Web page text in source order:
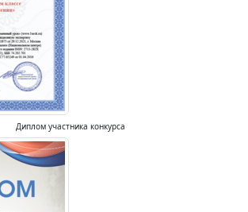
Диплом участника конкурса